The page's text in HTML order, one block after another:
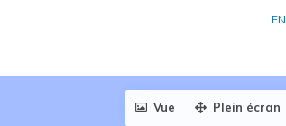
EN
Vue Plein écran